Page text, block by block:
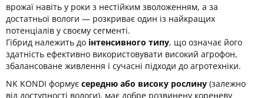
врожаї навіть у роки з нестійким зволоженням, а за
достатньої вологи — розкриває один із найкращих
потенціалів у своєму сегменті.
Гібрид належить до інтенсивного типу, що означає його
здатність ефективно використовувати високий агрофон,
збалансоване живлення і сучасні підходи до агротехніки.
NK KONDI формує середню або високу рослину (залежно
від доступності вологи), має добре розвинену кореневу